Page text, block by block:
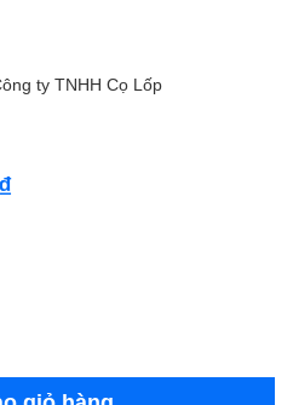
ty TNHH Cọ Lốp